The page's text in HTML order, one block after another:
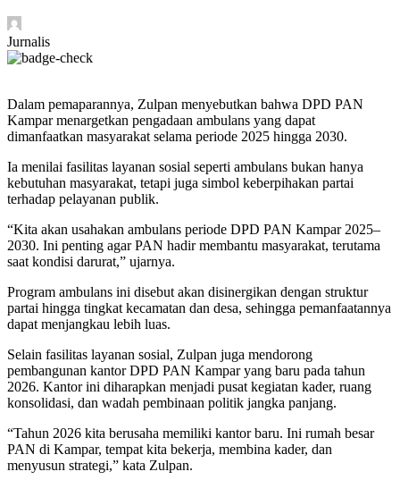
Jurnalis
Dalam pemaparannya, Zulpan menyebutkan bahwa DPD PAN
Kampar menargetkan pengadaan ambulans yang dapat
dimanfaatkan masyarakat selama periode 2025 hingga 2030.
Ia menilai fasilitas layanan sosial seperti ambulans bukan hanya
kebutuhan masyarakat, tetapi juga simbol keberpihakan partai
terhadap pelayanan publik.
“Kita akan usahakan ambulans periode DPD PAN Kampar 2025–
2030. Ini penting agar PAN hadir membantu masyarakat, terutama
saat kondisi darurat,” ujarnya.
Program ambulans ini disebut akan disinergikan dengan struktur
partai hingga tingkat kecamatan dan desa, sehingga pemanfaatannya
dapat menjangkau lebih luas.
Selain fasilitas layanan sosial, Zulpan juga mendorong
pembangunan kantor DPD PAN Kampar yang baru pada tahun
2026. Kantor ini diharapkan menjadi pusat kegiatan kader, ruang
konsolidasi, dan wadah pembinaan politik jangka panjang.
“Tahun 2026 kita berusaha memiliki kantor baru. Ini rumah besar
PAN di Kampar, tempat kita bekerja, membina kader, dan
menyusun strategi,” kata Zulpan.